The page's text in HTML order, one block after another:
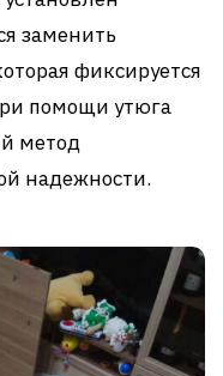
заменить
фиксируется
помощи утюга
метод
надежности.